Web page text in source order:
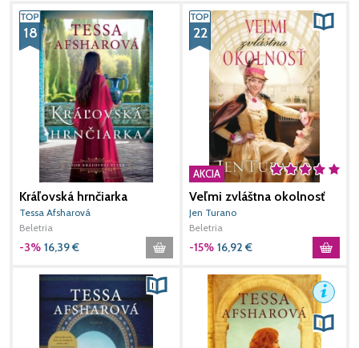
18
Kráľovská hrnčiarka
Tessa Afsharová
Beletria
-3% 16,39€
22
AKCIA
Veľmi zvláštna okolnosť
Jen Turano
Beletria
-15% 16,92 €